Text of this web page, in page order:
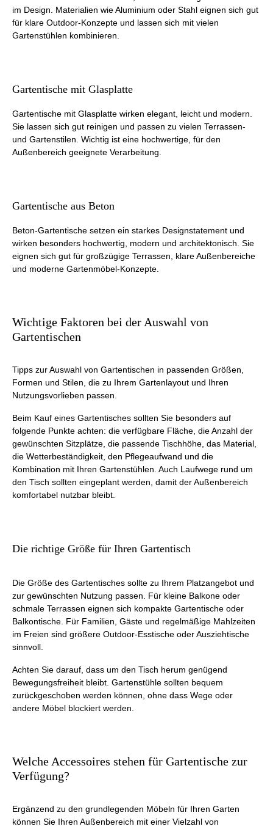
im Design. Materialien wie Aluminium oder Stahl eignen sich gut
für klare Outdoor-Konzepte und lassen sich mit vielen
Gartenstühlen kombinieren.
Gartentische mit Glasplatte
Gartentische mit Glasplatte wirken elegant, leicht und modern.
Sie lassen sich gut reinigen und passen zu vielen Terrassen-
und Gartenstilen. Wichtig ist eine hochwertige, für den
Außenbereich geeignete Verarbeitung.
Gartentische aus Beton
Beton-Gartentische setzen ein starkes Designstatement und
wirken besonders hochwertig, modern und architektonisch. Sie
eignen sich gut für großzügige Terrassen, klare Außenbereiche
und moderne Gartenmöbel-Konzepte.
Wichtige Faktoren bei der Auswahl von
Gartentischen
Tipps zur Auswahl von Gartentischen in passenden Größen,
Formen und Stilen, die zu Ihrem Gartenlayout und Ihren
Nutzungsvorlieben passen.
Beim Kauf eines Gartentisches sollten Sie besonders auf
folgende Punkte achten: die verfügbare Fläche, die Anzahl der
gewünschten Sitzplätze, die passende Tischhöhe, das Material,
die Wetterbeständigkeit, den Pflegeaufwand und die
Kombination mit Ihren Gartenstühlen. Auch Laufwege rund um
den Tisch sollten eingeplant werden, damit der Außenbereich
komfortabel nutzbar bleibt.
Die richtige Größe für Ihren Gartentisch
Die Größe des Gartentisches sollte zu Ihrem Platzangebot und
zur gewünschten Nutzung passen. Für kleine Balkone oder
schmale Terrassen eignen sich kompakte Gartentische oder
Balkontische. Für Familien, Gäste und regelmäßige Mahlzeiten
im Freien sind größere Outdoor-Esstische oder Ausziehtische
sinnvoll.
Achten Sie darauf, dass um den Tisch herum genügend
Bewegungsfreiheit bleibt. Gartenstühle sollten bequem
zurückgeschoben werden können, ohne dass Wege oder
andere Möbel blockiert werden.
Welche Accessoires stehen für Gartentische zur
Verfügung?
Ergänzend zu den grundlegenden Möbeln für Ihren Garten
können Sie Ihren Außenbereich mit einer Vielzahl von